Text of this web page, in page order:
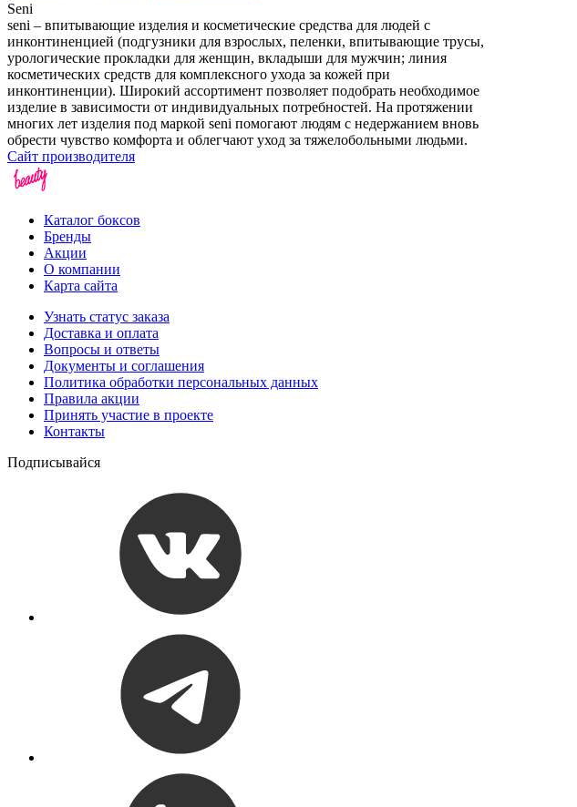
Seni
seni – впитывающие изделия и косметические средства для людей с
инконтиненцией (подгузники для взрослых, пеленки, впитывающие трусы,
урологические прокладки для женщин, вкладыши для мужчин; линия
косметических средств для комплексного ухода за кожей при
инконтиненции). Широкий ассортимент позволяет подобрать необходимое
изделие в зависимости от индивидуальных потребностей. На протяжении
многих лет изделия под маркой seni помогают людям с недержанием вновь
обрести чувство комфорта и облегчают уход за тяжелобольными людьми.
Сайт производителя
Каталог боксов
Бренды
Акции
О компании
Карта сайта
Узнать статус заказа
Доставка и оплата
Вопросы и ответы
Документы и соглашения
Политика обработки персональных данных
Правила акции
Принять участие в проекте
Контакты
Подписывайся